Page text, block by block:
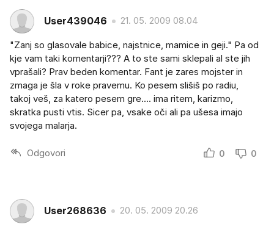
User439046 21. 05. 2009 08.04
"Zanj so glasovale babice, najstnice, mamice in geji." Pa od
kje vam taki komentarji??? A to ste sami sklepali al ste jih
vprašali? Prav beden komentar. Fant je zares mojster in
zmaga je šla v roke pravemu. Ko pesem slišiš po radiu,
takoj veš, za katero pesem gre.... ima ritem, karizmo,
skratka pusti vtis. Sicer pa, vsake oči ali pa ušesa imajo
svojega malarja.
Odgovori 0 0
User268636 20. 05. 2009 20.26